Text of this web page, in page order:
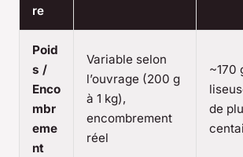
re
Poid
s /
Enco
mbr
eme
nt
Variable selon
l’ouvrage (200 g
à 1 kg),
encombrement
réel
~170
de